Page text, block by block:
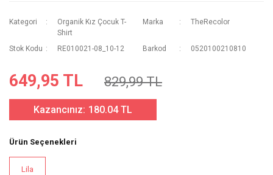
Kategori
Organik Kız Çocuk T-
Shirt
Marka TheRecolor
Stok Kodu RE010021-08_10-12 Barkod 0520100210810
649,95 TL 829,99 TL
Kazancınız: 180.04 TL
Ürün Seçenekleri
Lila